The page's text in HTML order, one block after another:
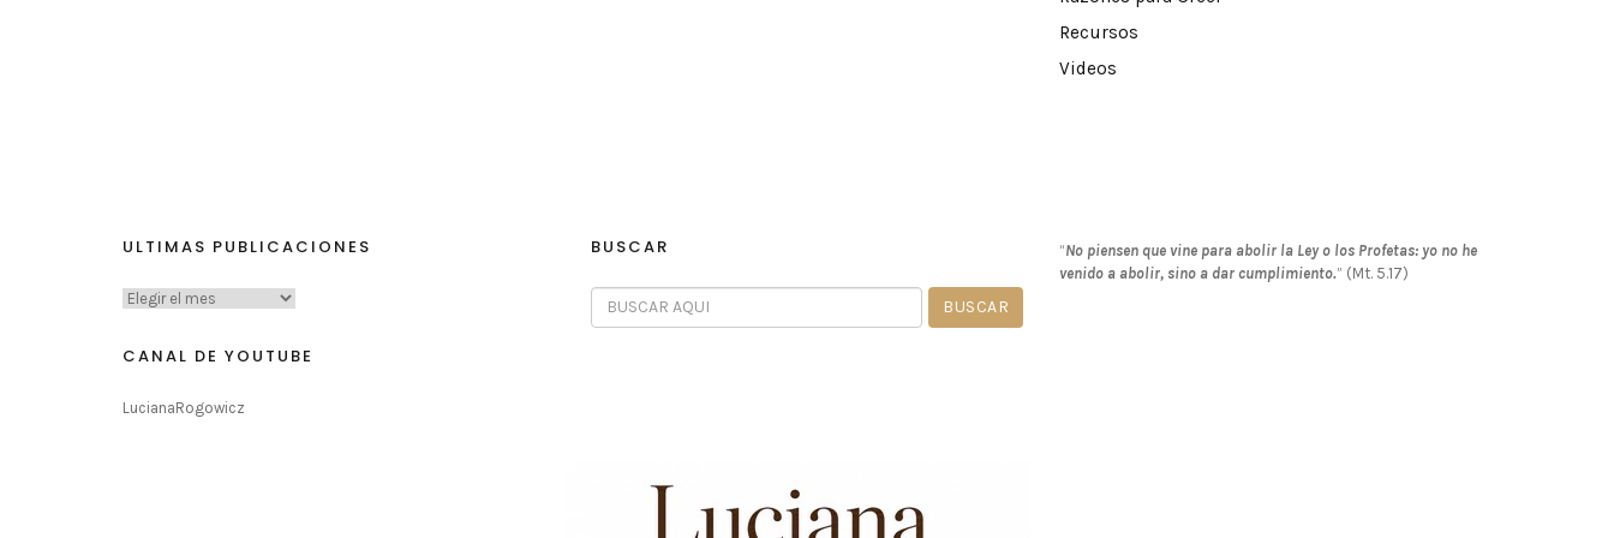
Recursos
Videos
ULTIMAS PUBLICACIONES
CANAL DE YOUTUBE
LucianaRogowicz
BUSCAR “No piensen que vine para abolir la Ley o los Profetas: yo no he
venido a abolir, sino a dar cumplimiento.” (Mt. 5.17)